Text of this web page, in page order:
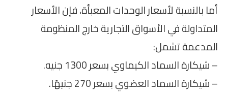
أما بالنسبة لأسعار الوحدات المعبأة، فإن الأسعار
المتداولة في الأسواق التجارية خارج المنظومة
المدعمة تشمل:
– شيكارة السماد الكيماوي بسعر 1300 جنيه.
– شيكارة السماد العضوي بسعر 270 جنيهًا.